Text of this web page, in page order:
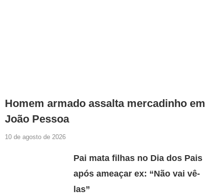
Homem armado assalta mercadinho em
João Pessoa
10 de agosto de 2026
Pai mata filhas no Dia dos Pais
após ameaçar ex: “Não vai vê-
las”